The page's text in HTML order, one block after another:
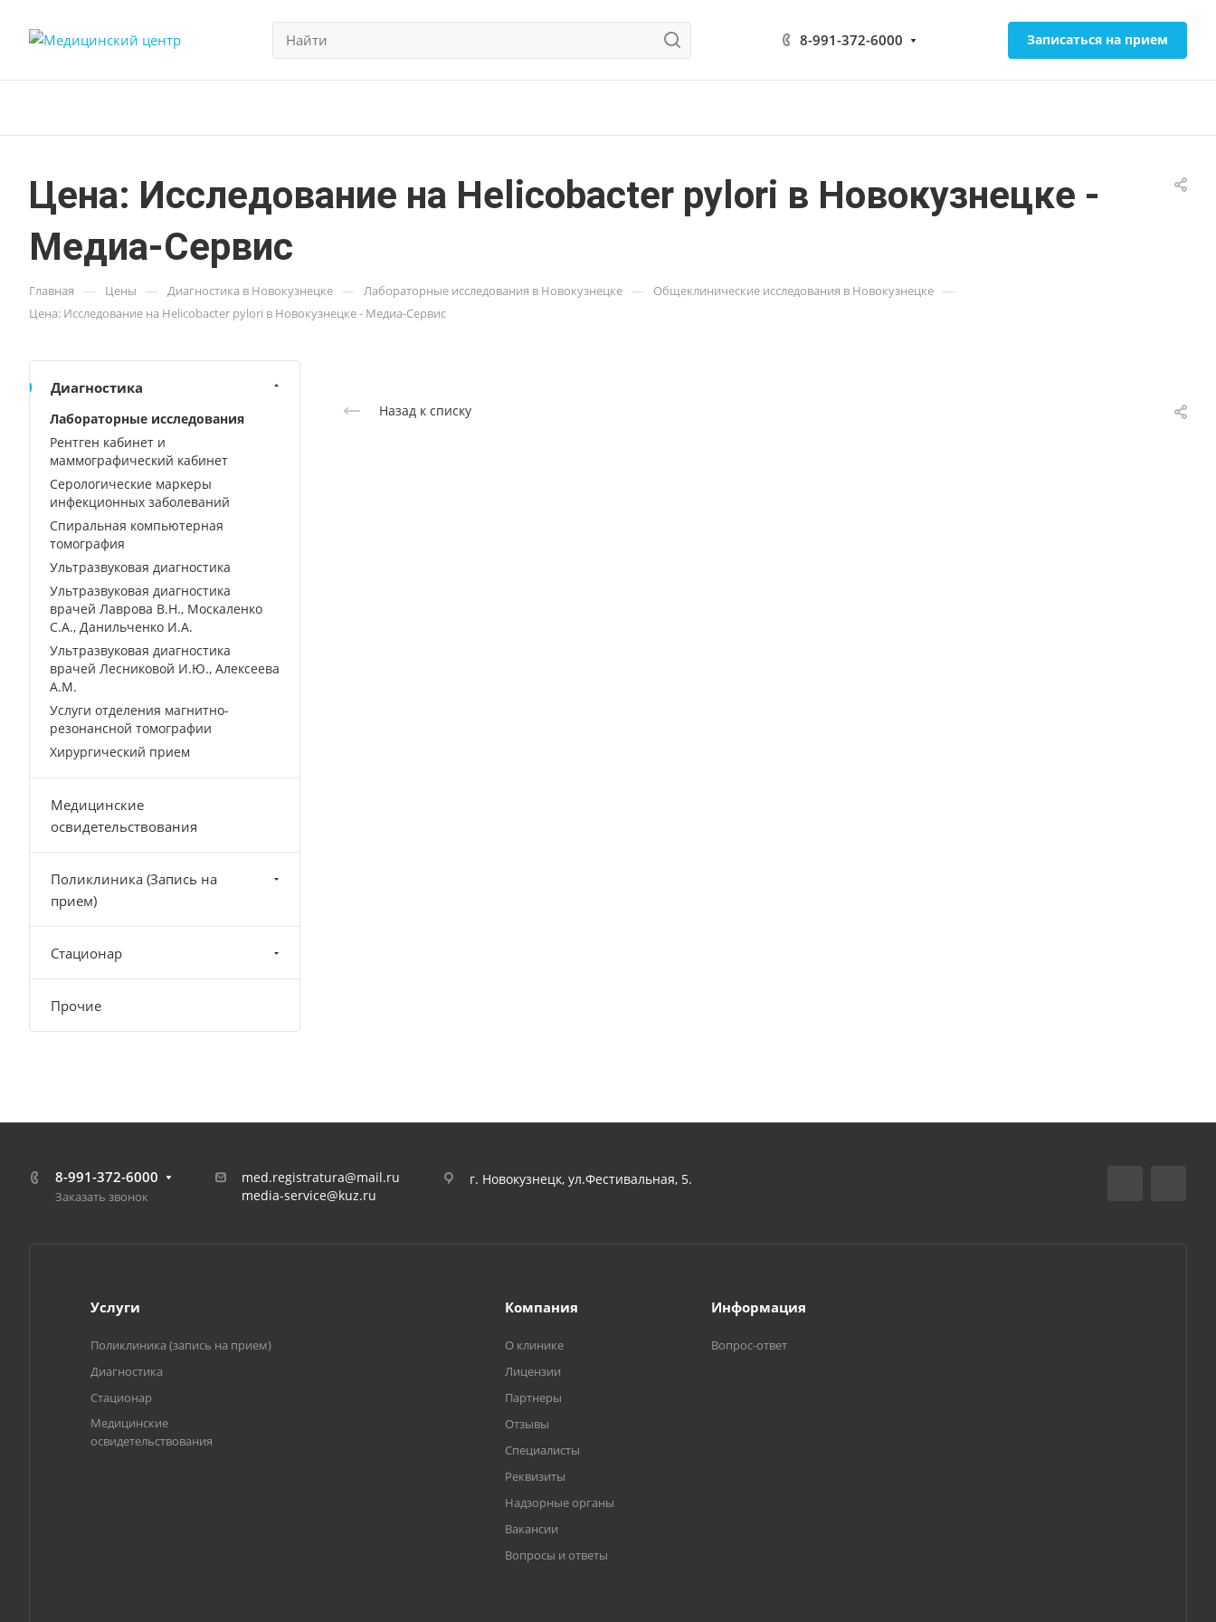
8-991-372-6000 Записаться на прием
Цена: Исследование на Helicobacter pylori в Новокузнецке -
Медиа-Сервис
Главная — Цены — Диагностика в Новокузнецке — Лабораторные исследования в Новокузнецке — Общеклинические исследования в Новокузнецке —
Цена: Исследование на Helicobacter pylori в Новокузнецке - Медиа-Сервис
Назад к списку
Диагностика
Лабораторные исследования
Рентген кабинет и
маммографический кабинет
Серологические маркеры
инфекционных заболеваний
Спиральная компьютерная
томография
Ультразвуковая диагностика
Ультразвуковая диагностика
врачей Лаврова В.Н., Москаленко
С.А., Данильченко И.А.
Ультразвуковая диагностика
врачей Лесниковой И.Ю., Алексеева
А.М.
Услуги отделения магнитно-
резонансной томографии
Хирургический прием
Медицинские
освидетельствования
Поликлиника (Запись на
прием)
Стационар
Прочие
8-991-372-6000
Заказать звонок
med.registratura@mail.ru
media-service@kuz.ru
г. Новокузнецк, ул.Фестивальная, 5.
Услуги
Поликлиника (запись на прием)
Диагностика
Стационар
Медицинские
освидетельствования
Компания
О клинике
Лицензии
Партнеры
Отзывы
Специалисты
Реквизиты
Надзорные органы
Вакансии
Вопросы и ответы
Информация
Вопрос-ответ